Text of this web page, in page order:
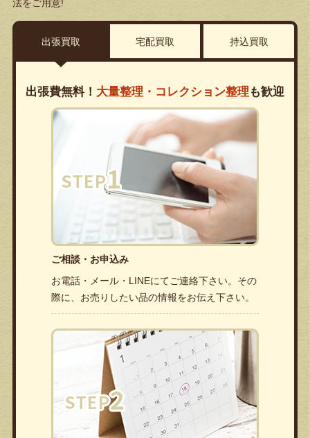
法をご用意!
出張買取 宅配買取 持込買取
出張費無料！ 大量整理・コレクション整理 も歓迎
ご相談・お申込み
お電話・メール・LINEにてご連絡下さい。その
際に、お売りしたい品の情報をお伝え下さい。